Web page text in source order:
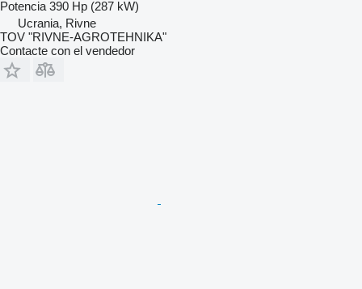
Potencia 390 Hp (287 kW)
Ucrania, Rivne
TOV "RIVNE-AGROTEHNIKA"
Contacte con el vendedor